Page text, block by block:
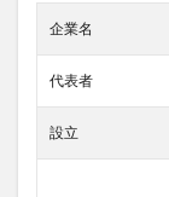
Macbee
Planet
への転
職方法
は？
企業名
代表者
設立